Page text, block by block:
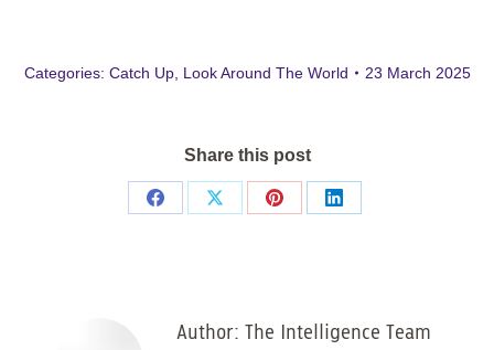
Categories: Catch Up, Look Around The World 23 March 2025
Share this post
Share
Share
Share
Share
Author: The Intelligence Team